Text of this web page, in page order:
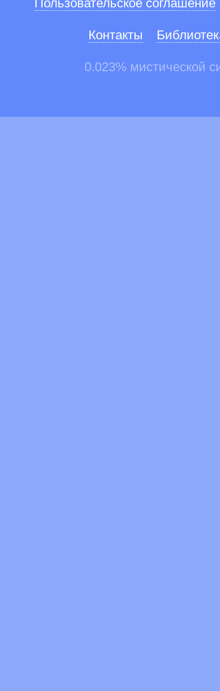
Пользовательское соглашение
Контакты
0.023% мистической